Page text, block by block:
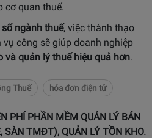
cơ quan thuế.
ngành thuế, việc thành thạo
công sẽ giúp doanh nghiệp
và quản lý thuế hiệu quả hơn.
Thuế hóa đơn điện tử
PHÍ PHẦN MỀM QUẢN LÝ BÁN
SÀN TMĐT), QUẢN LÝ TỒN KHO.